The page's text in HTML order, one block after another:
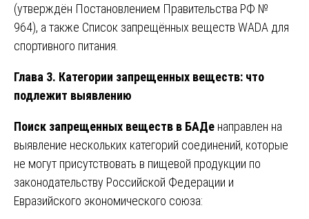
(утверждён Постановлением Правительства РФ №
964), а также Список запрещённых веществ WADA для
спортивного питания.
Глава 3. Категории запрещенных веществ: что
подлежит выявлению
Поиск запрещенных веществ в БАДе направлен на
выявление нескольких категорий соединений, которые
не могут присутствовать в пищевой продукции по
законодательству Российской Федерации и
Евразийского экономического союза: